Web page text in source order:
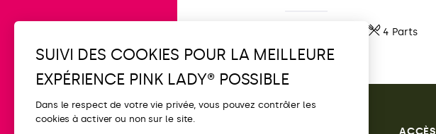
4 Parts
SUIVI DES COOKIES POUR LA MEILLEURE
EXPÉRIENCE PINK LADY® POSSIBLE
Dans le respect de votre vie privée, vous pouvez contrôler les
cookies à activer ou non sur le site.